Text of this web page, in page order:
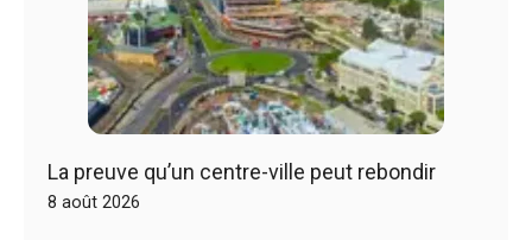
La preuve qu’un centre-ville peut rebondir
8 août 2026